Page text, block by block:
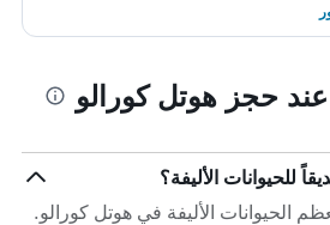
عند حجز هوتل كورالو
للحيوانات الأليفة؟
الحيوانات الأليفة في هوتل كورالو.